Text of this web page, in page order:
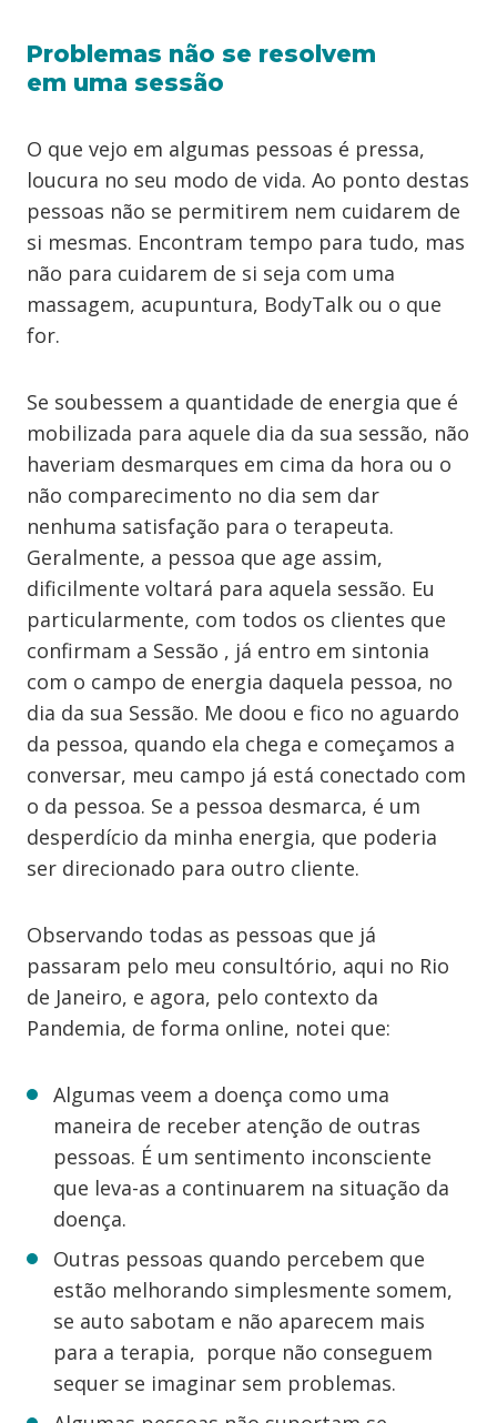
Problemas não se resolvem
em uma sessão
O que vejo em algumas pessoas é pressa,
loucura no seu modo de vida. Ao ponto destas
pessoas não se permitirem nem cuidarem de
si mesmas. Encontram tempo para tudo, mas
não para cuidarem de si seja com uma
massagem, acupuntura, BodyTalk ou o que
for.
Se soubessem a quantidade de energia que é
mobilizada para aquele dia da sua sessão, não
haveriam desmarques em cima da hora ou o
não comparecimento no dia sem dar
nenhuma satisfação para o terapeuta.
Geralmente, a pessoa que age assim,
dificilmente voltará para aquela sessão. Eu
particularmente, com todos os clientes que
confirmam a Sessão , já entro em sintonia
com o campo de energia daquela pessoa, no
dia da sua Sessão. Me doou e fico no aguardo
da pessoa, quando ela chega e começamos a
conversar, meu campo já está conectado com
o da pessoa. Se a pessoa desmarca, é um
desperdício da minha energia, que poderia
ser direcionado para outro cliente.
Observando todas as pessoas que já
passaram pelo meu consultório, aqui no Rio
de Janeiro, e agora, pelo contexto da
Pandemia, de forma online, notei que:
Algumas veem a doença como uma
maneira de receber atenção de outras
pessoas. É um sentimento inconsciente
que leva-as a continuarem na situação da
doença.
Outras pessoas quando percebem que
estão melhorando simplesmente somem,
se auto sabotam e não aparecem mais
para a terapia, porque não conseguem
sequer se imaginar sem problemas.